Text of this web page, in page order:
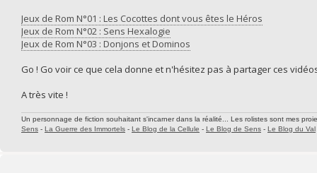
Jeux de Rom N°01 : Les Cocottes dont vous êtes le Héros
Jeux de Rom N°02 : Sens Hexalogie
Jeux de Rom N°03 : Donjons et Dominos
Go ! Go voir ce que cela donne et n'hésitez pas à partager ces
A très vite !
Un personnage de fiction souhaitant s'incarner dans la réalité... Les rolistes sont mes
Sens - La Guerre des Immortels - Le Blog de la Cellule - Le Blog de Sens - Le Blog du Val